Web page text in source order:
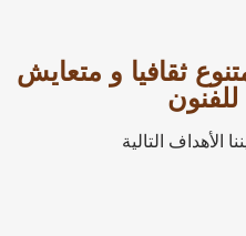
ثقافيا و متعايش
الأهداف التالية